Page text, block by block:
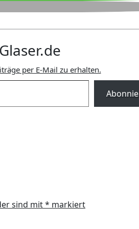
per E-Mail zu erhalten.
sind mit* markiert